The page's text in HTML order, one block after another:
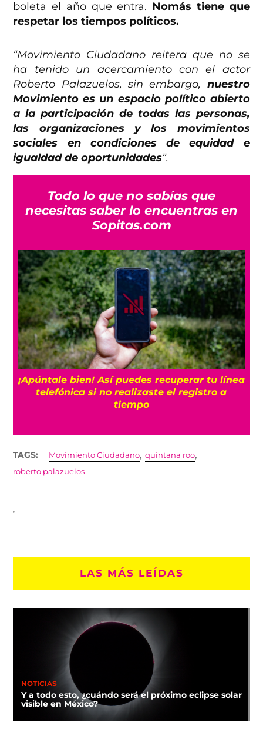
boleta el año que entra. Nomás tiene que
respetar los tiempos políticos.
“Movimiento Ciudadano reitera que no se
ha tenido un acercamiento con el actor
Roberto Palazuelos, sin embargo, nuestro
Movimiento es un espacio político abierto
a la participación de todas las personas,
las organizaciones y los movimientos
sociales en condiciones de equidad e
igualdad de oportunidades”.
Todo lo que no sabías que
necesitas saber lo encuentras en
Sopitas.com
¡Apúntale bien! Así puedes recuperar tu línea
telefónica si no realizaste el registro a
tiempo
TAGS: Movimiento Ciudadano,quintana roo,
roberto palazuelos
LAS MÁS LEÍDAS
NOTICIAS
Y a todo esto, ¿cuándo será el próximo eclipse solar
visible en México?